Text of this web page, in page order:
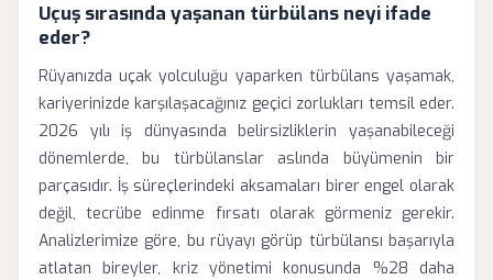
Uçuş sırasında yaşanan türbülans neyi ifade
eder?
Rüyanızda uçak yolculuğu yaparken türbülans yaşamak,
kariyerinizde karşılaşacağınız geçici zorlukları temsil eder.
2026 yılı iş dünyasında belirsizliklerin yaşanabileceği
dönemlerde, bu türbülanslar aslında büyümenin bir
parçasıdır. İş süreçlerindeki aksamaları birer engel olarak
değil, tecrübe edinme fırsatı olarak görmeniz gerekir.
Analizlerimize göre, bu rüyayı görüp türbülansı başarıyla
atlatan bireyler, kriz yönetimi konusunda %28 daha